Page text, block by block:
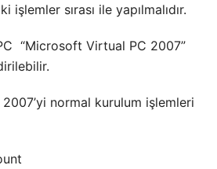
işlemler sırası ile yapılmalıdır.
“Microsoft Virtual PC 2007”
normal kurulum işlemleri